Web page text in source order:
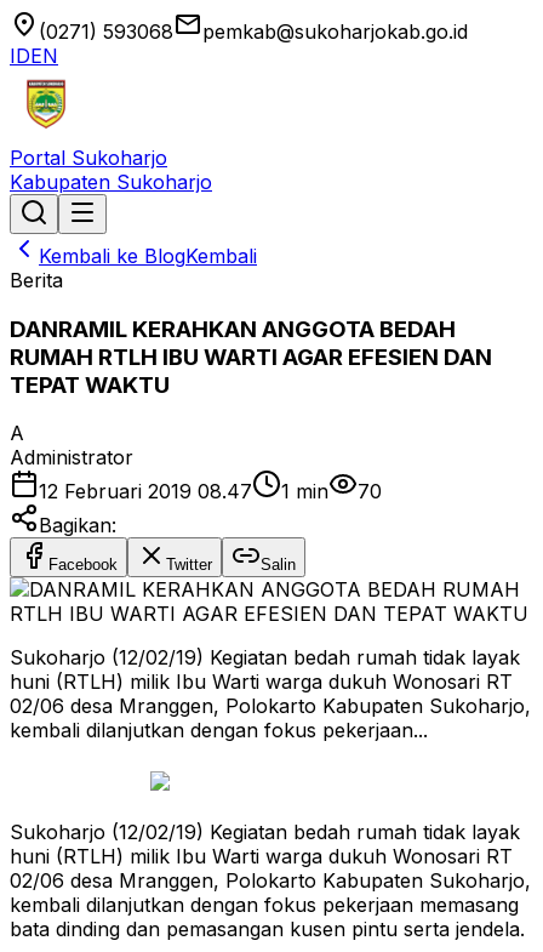
location_on (0271) 593068emailpemkab@sukoharjokab.go.id
IDEN
Portal Sukoharjo
Kabupaten Sukoharjo
Kembali ke BlogKembali
Berita
DANRAMIL KERAHKAN ANGGOTA BEDAH
RUMAH RTLH IBU WARTI AGAR EFESIEN DAN
TEPAT WAKTU
A
Administrator
12 Februari 2019 08.47
1 min
70
Bagikan:
Facebook Twitter Salin
Sukoharjo (12/02/19) Kegiatan bedah rumah tidak layak
huni (RTLH) milik Ibu Warti warga dukuh Wonosari RT
02/06 desa Mranggen, Polokarto Kabupaten Sukoharjo,
kembali dilanjutkan dengan fokus pekerjaan...
Sukoharjo (12/02/19) Kegiatan bedah rumah tidak layak
huni (RTLH) milik Ibu Warti warga dukuh Wonosari RT
02/06 desa Mranggen, Polokarto Kabupaten Sukoharjo,
kembali dilanjutkan dengan fokus pekerjaan memasang
bata dinding dan pemasangan kusen pintu serta jendela.